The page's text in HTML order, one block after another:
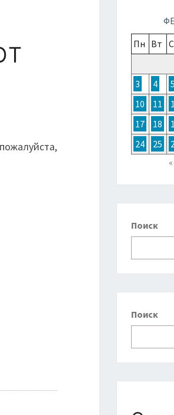
АЗИИ,
Пн Вт
3
4 5
10
11
17
18
24
25
Поиск
Поиск